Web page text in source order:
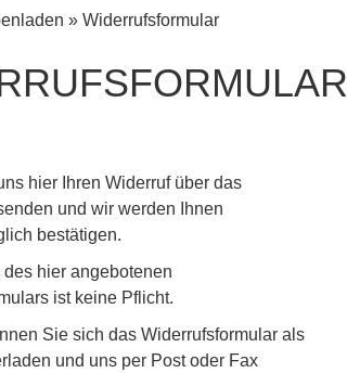
» Widerrufsformular
hier Ihren Widerruf über das
und wir werden Ihnen
bestätigen.
hier angebotenen
ist keine Pflicht.
Sie sich das Widerrufsformular als
und uns per Post oder Fax